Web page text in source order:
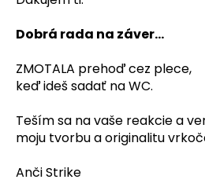
Dobrá rada na záver...
ZMOTALA prehoď cez plece,
keď ideš sadať na WC.
Teším sa na vaše reakcie a
moju tvorbu a originalitu
Anči Strike